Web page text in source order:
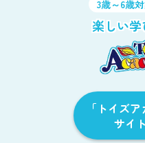
3歳～6歳
楽しい
「トイズ
サイ